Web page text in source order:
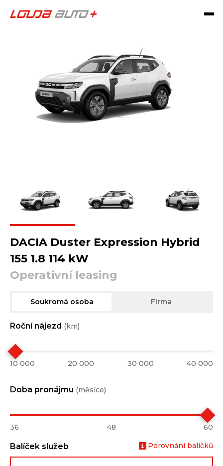
DACIA Duster Expression Hybrid
155 1.8 114 kW
Operativní leasing
Soukromá osoba Firma
Roční nájezd (km)
10 000 20 000 30 000 40 000
Doba pronájmu (měsíce)
36 48 60
Balíček služeb Porovnání balíčků